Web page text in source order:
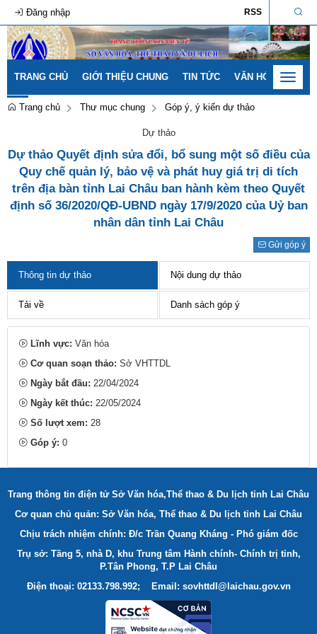
RSS
Đăng nhập
TRANG CHỦ GIỚI THIỆU CHUNG TIN TỨC VĂN HÓA - GIA
Toggle
Trang chủ
Thư mục chung Góp ý, ý kiến dự thảo
Dự thảo
Dự thảo Quyết định sửa đổi, bổ sung một số điều của
Quy chế quản lý, bảo vệ và phát huy giá trị di tích
trên địa bàn tỉnh Lai Châu ban hành kèm theo Quyết
định số 36/2020/QĐ-UBND ngày 17/9/2020 của Uỷ ban
nhân dân tỉnh Lai Châu
Thông tin dự thảo Nội dung dự thảo
Tải về Danh sách góp ý
Lĩnh vực: Văn hóa
Cơ quan soạn thảo: Sở VHTTDL
Ngày bắt đầu: 22/04/2024
Ngày kết thúc: 22/05/2024
Số lượt xem: 28
Góp ý: 0
Gửi góp ý
Trang thông tin điện tử Sở Văn hóa,Thể thao & Du lịch tỉnh Lai Châu
Cơ quan chủ quản: Sở Văn hóa, Thể thao & Du lịch tỉnh Lai Châu
Chịu trách nhiệm chính: Đ/c Trần Quang Kháng - Phó giám đốc
Trụ sở: Tầng 5, nhà D, khu Trung tâm Hành chính- Chính trị tỉnh,
P.Tân Phong, T.P Lai Châu
Điện thoại: 02133.798.992; Email: sovhttdl@laichau.gov.vn